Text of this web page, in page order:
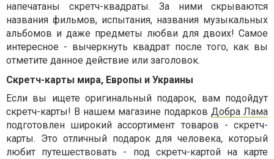
напечатаны скретч-квадраты. За ними скрываются
названия фильмов, испытания, названия музыкальных
альбомов и даже предметы любви для двоих! Самое
интересное - вычеркнуть квадрат после того, как вы
отметите данное действие или заголовок.
Скретч-карты мира, Европы и Украины
Если вы ищете оригинальный подарок, вам подойдут
скретч-карты! В нашем магазине подарков Добра Лама
подготовлен широкий ассортимент товаров - скретч-
карты. Это отличный подарок для человека, который
любит путешествовать - под скретч-картой на карте